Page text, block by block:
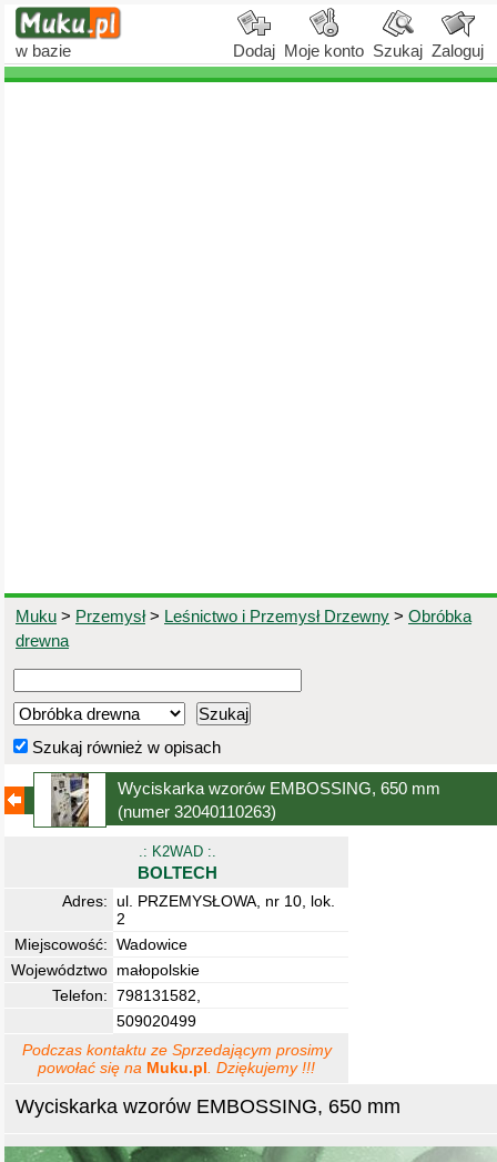
w bazie Dodaj Moje konto Szukaj Zaloguj
Muku > Przemysł> Leśnictwo i Przemysł Drzewny > Obróbka
drewna
Szukaj również w opisach
Wyciskarka wzorów EMBOSSING, 650 mm
(numer 32040110263)
Wyciskarka wzorów EMBOSSING, 650 mm
.: K2WAD :.
BOLTECH
Adres: ul. PRZEMYSŁOWA, nr 10, lok.
2
Miejscowość: Wadowice
Województwo małopolskie
Telefon: 798131582,
509020499
Podczas kontaktu ze Sprzedającym prosimy
powołać się na Muku.pl . Dziękujemy !!!